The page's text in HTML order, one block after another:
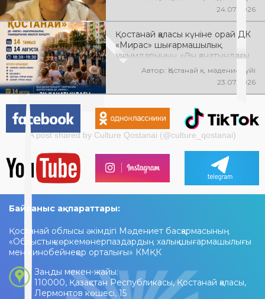
A post shared by Culture Qostanai (@culture_qostanai)
24.07.2026
Қостанай қаласы күніне орай ДК
«Мирас» шығармашылық
ұжымдарының «Ән қанатындағы
Қостанай» көшпелі концерті
өтеді! Баршаңызды мерекелік
Автор: Қостанай қ. мәдениет үйі
23.07.2026
Байланыс ақпараттары:
Қостанай облысы әкімдігі Мәдениет басқармасының
«Облыстық көркемөнерпаздардың халық шығармашылығы
мен кинобейнеқор орталығы» КМҚК
Заңды мекен-жайы:
110000, Қазақстан Республикасы, Қостанай қаласы,
Лермонтов көшесі, 15